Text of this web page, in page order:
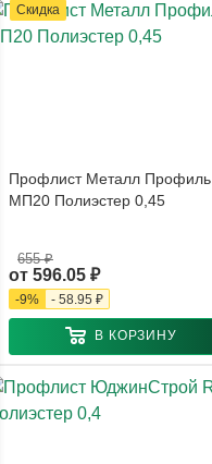
Скидка
Профлист Металл Профиль
МП20 Полиэстер 0,45
от 596.05 ₽
655 ₽
-9% - 58.95 ₽
В КОРЗИНУ